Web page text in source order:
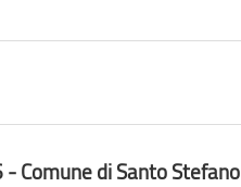
Comune di Santo Stefano